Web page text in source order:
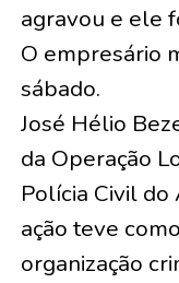
agravou e ele
O empresário
sábado.
José Hélio
da Operação
Polícia Civil
ação teve
organização